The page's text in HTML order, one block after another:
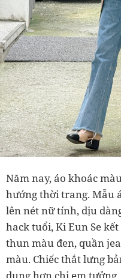
Năm nay, áo khoác
hướng thời trang. Mẫu
lên nét nữ tính, dịu
hack tuổi, Ki Eun Se
thun màu đen, quần
màu. Chiếc thắt lưng